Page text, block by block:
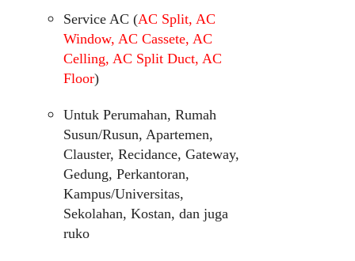
Service AC (AC Split, AC
Window, AC Cassete, AC
Celling, AC Split Duct, AC
Floor)
Untuk Perumahan, Rumah
Susun/Rusun, Apartemen,
Clauster, Recidance, Gateway,
Gedung, Perkantoran,
Kampus/Universitas,
Sekolahan, Kostan, dan juga
ruko